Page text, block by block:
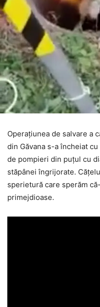
Operațiunea de salvare a
din Găvana s-a încheiat
de pompieri din puțul cu
stăpânei îngrijorate.
sperietură care sperăm
primejdioase.